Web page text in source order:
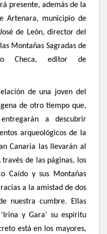
presente, además de la
Artenara, municipio de
de León, director del
Montañas Sagradas de
Checa, editor de
de una joven del
de otro tiempo que,
a descubrir
arqueológicos de la
Canaria las llevarán al
de las páginas, los
Caído y sus Montañas
a la amistad de dos
nuestra cumbre. Ellas
y Gara’ su espíritu
está en los mayores,